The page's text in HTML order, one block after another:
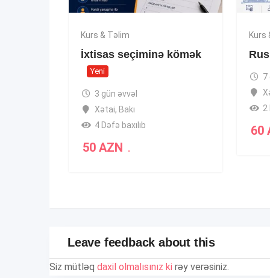
Kurs & Təlim
İxtisas seçiminə kömək
Yeni
3 gün əvvəl
Xətai, Bakı
4 Dəfə baxılıb
50 AZN .
Kurs
7
2
60
Leave feedback about this
Siz mütləq daxil olmalısınız ki rəy verəsiniz.